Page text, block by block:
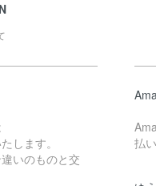
します。
いのものと交
払